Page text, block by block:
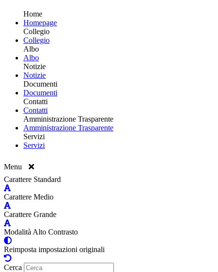
Home
Homepage
Collegio
Collegio
Albo
Albo
Notizie
Notizie
Documenti
Documenti
Contatti
Contatti
Amministrazione Trasparente
Amministrazione Trasparente
Servizi
Servizi
Menu
Carattere Standard
Carattere Medio
Carattere Grande
Modalità Alto Contrasto
Reimposta impostazioni originali
Cerca